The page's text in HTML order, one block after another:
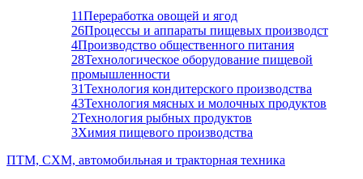
11Переработка овощей и ягод
26Процессы и аппараты пищевых производст
4Производство общественного питания
28Технологическое оборудование пищевой
промышленности
31Технология кондитерского производства
43Технология мясных и молочных продуктов
2Технология рыбных продуктов
3Химия пищевого производства
ПТМ, СХМ, автомобильная и тракторная техника